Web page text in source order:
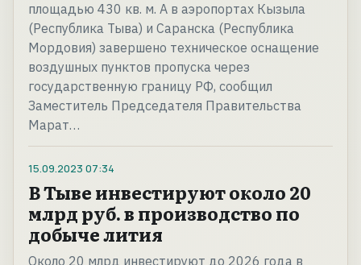
площадью 430 кв. м. А в аэропортах Кызыла
(Республика Тыва) и Саранска (Республика
Мордовия) завершено техническое оснащение
воздушных пунктов пропуска через
государственную границу РФ, сообщил
Заместитель Председателя Правительства
Марат…
15.09.2023 07:34
В Тыве инвестируют около 20
млрд руб. в производство по
добыче лития
Около 20 млрд инвестируют до 2026 года в